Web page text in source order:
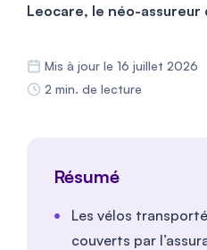
Leocare, le néo-assureur
Mis à jour le 16 juillet 2026
2 min. de lecture
Résumé
Les vélos
couverts par